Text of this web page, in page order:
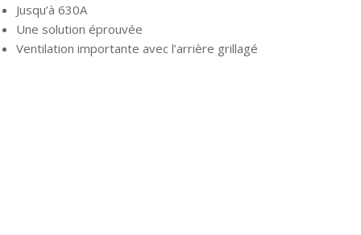
Jusqu’à 630A
Une solution éprouvée
Ventilation importante avec l’arrière grillagé